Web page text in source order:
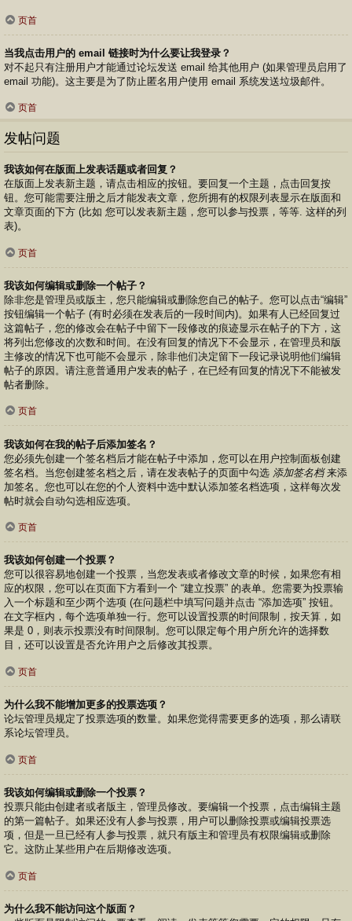
页首
当我点击用户的 email 链接时为什么要让我登录？
对不起只有注册用户才能通过论坛发送 email 给其他用户 (如果管理员启用了
email 功能)。这主要是为了防止匿名用户使用 email 系统发送垃圾邮件。
页首
发帖问题
我该如何在版面上发表话题或者回复？
在版面上发表新主题，请点击相应的按钮。要回复一个主题，点击回复按
钮。您可能需要注册之后才能发表文章，您所拥有的权限列表显示在版面和
文章页面的下方 (比如 您可以发表新主题，您可以参与投票，等等. 这样的列
表)。
页首
我该如何编辑或删除一个帖子？
除非您是管理员或版主，您只能编辑或删除您自己的帖子。您可以点击“编辑”
按钮编辑一个帖子 (有时必须在发表后的一段时间内)。如果有人已经回复过
这篇帖子，您的修改会在帖子中留下一段修改的痕迹显示在帖子的下方，这
将列出您修改的次数和时间。在没有回复的情况下不会显示，在管理员和版
主修改的情况下也可能不会显示，除非他们决定留下一段记录说明他们编辑
帖子的原因。请注意普通用户发表的帖子，在已经有回复的情况下不能被发
帖者删除。
页首
我该如何在我的帖子后添加签名？
您必须先创建一个签名档后才能在帖子中添加，您可以在用户控制面板创建
签名档。当您创建签名档之后，请在发表帖子的页面中勾选 添加签名档来添
加签名。您也可以在您的个人资料中选中默认添加签名档选项，这样每次发
帖时就会自动勾选相应选项。
页首
我该如何创建一个投票？
您可以很容易地创建一个投票，当您发表或者修改文章的时候，如果您有相
应的权限，您可以在页面下方看到一个 “建立投票” 的表单。您需要为投票输
入一个标题和至少两个选项 (在问题栏中填写问题并点击 “添加选项” 按钮。
在文字框内，每个选项单独一行。您可以设置投票的时间限制，按天算，如
果是 0，则表示投票没有时间限制。您可以限定每个用户所允许的选择数
目，还可以设置是否允许用户之后修改其投票。
页首
为什么我不能增加更多的投票选项？
论坛管理员规定了投票选项的数量。如果您觉得需要更多的选项，那么请联
系论坛管理员。
页首
我该如何编辑或删除一个投票？
投票只能由创建者或者版主，管理员修改。要编辑一个投票，点击编辑主题
的第一篇帖子。如果还没有人参与投票，用户可以删除投票或编辑投票选
项，但是一旦已经有人参与投票，就只有版主和管理员有权限编辑或删除
它。这防止某些用户在后期修改选项。
页首
为什么我不能访问这个版面？